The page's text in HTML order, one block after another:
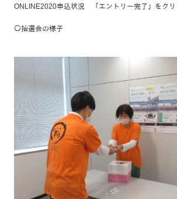
ONLINE2020申込状況 「エントリー完了」をク
〇抽選会の様子